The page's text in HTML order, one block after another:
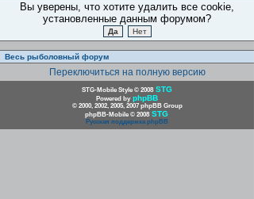
Вы уверены, что хотите удалить все cookie,
установленные данным форумом?
Весь рыболовный форум
Переключиться на полную версию
STG-Mobile Style © 2008 STG
Powered by phpBB
© 2000, 2002, 2005, 2007 phpBB Group
phpBB-Mobile © 2008 STG
Русская поддержка phpBB